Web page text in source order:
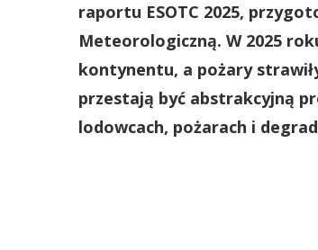
raportu ESOTC 2025,
Meteorologiczną. W 2025
kontynentu, a pożary
przestają być abstrakcyjną
lodowcach, pożarach i